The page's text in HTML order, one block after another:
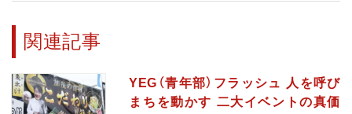
関連記事
YEG（青年部）フラッシュ 人を呼び
まちを動かす 二大イベントの真価